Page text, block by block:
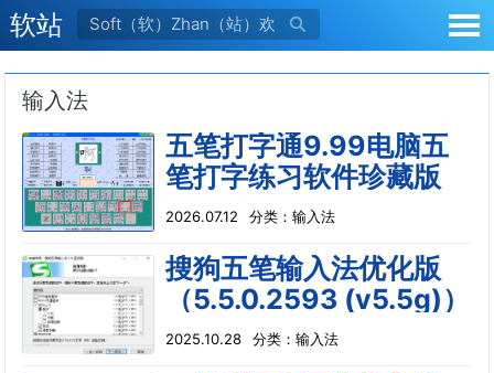
软站 
输入法
五笔打字通9.99电脑五
笔打字练习软件珍藏版
2026.07.12 分类：输入法
搜狗五笔输入法优化版
（5.5.0.2593 (v5.5g)）
2025.10.28 分类：输入法